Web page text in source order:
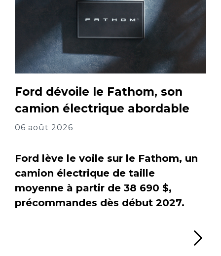
Ford dévoile le Fathom, son
camion électrique abordable
06 août 2026
Ford lève le voile sur le Fathom, un
camion électrique de taille
moyenne à partir de 38 690 $,
précommandes dès début 2027.